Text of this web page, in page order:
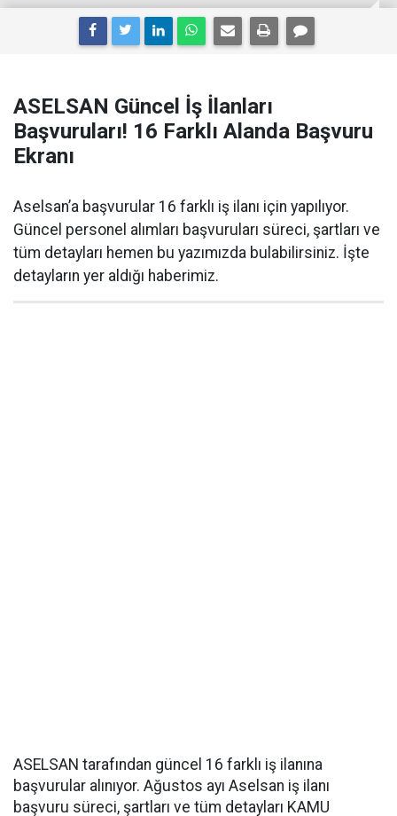
ASELSAN Güncel İş İlanları
Başvuruları! 16 Farklı Alanda Başvuru
Ekranı
Aselsan’a başvurular 16 farklı iş ilanı için yapılıyor.
Güncel personel alımları başvuruları süreci, şartları ve
tüm detayları hemen bu yazımızda bulabilirsiniz. İşte
detayların yer aldığı haberimiz.
ASELSAN tarafından güncel 16 farklı iş ilanına
başvurular alınıyor. Ağustos ayı Aselsan iş ilanı
başvuru süreci, şartları ve tüm detayları KAMU